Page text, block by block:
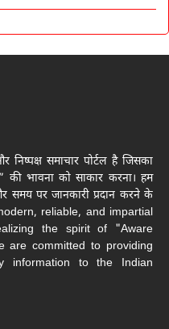
समाचार पोर्टल है जिसका
की भावना को साकार करना। हम
समय पर जानकारी प्रदान करने के
reliable, and impartial
the spirit of "Aware
are committed to providing
information to the Indian